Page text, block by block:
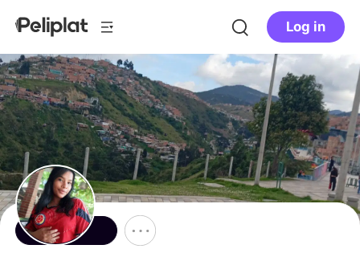
Log in
Follow